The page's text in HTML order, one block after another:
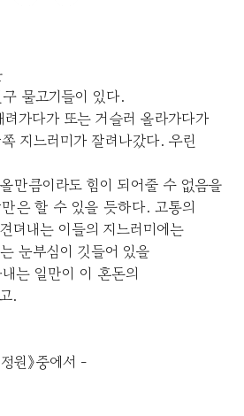
물고기들이 있다.
가다가 또는 거슬러 올라가다가
지느러미가 잘려나갔다. 우린
만큼이라도 힘이 되어줄 수 없음을
은 할 수 있을 듯하다. 고통의
뎌내는 이들의 지느러미에는
눈부심이 깃들어 있을
는 일만이 이 혼돈의
.
원》중에서 -